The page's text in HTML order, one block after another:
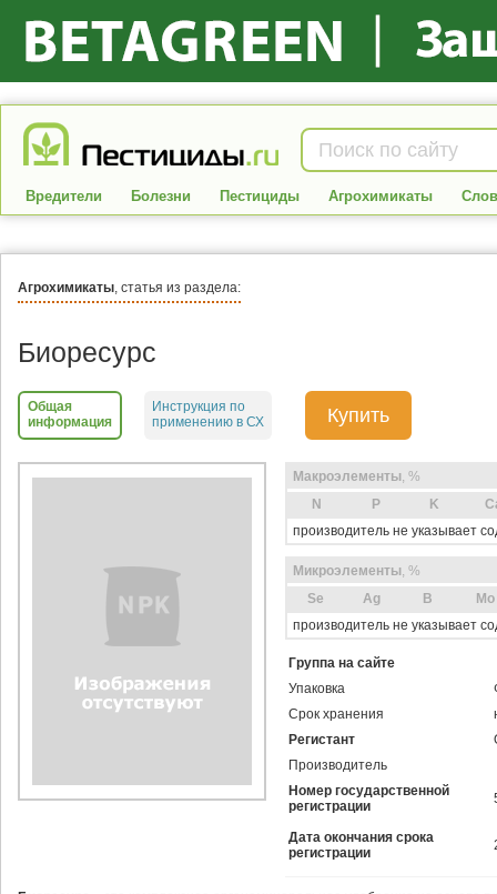
Вредители Болезни Пестициды Агрохимикаты
Агрохимикаты, статья из раздела:
Биоресурс
Общая
информация
Инструкция по
применению в СХ
Купить
Макроэлементы, %
N
P K
производитель не указывает
Микроэлементы, %
Sе
Ag B
Mo
производитель не указывает
Группа на сайте
Упаковка
Срок хранения
Регистант
Производитель
Номер государственной
регистрации
Дата окончания срока
регистрации